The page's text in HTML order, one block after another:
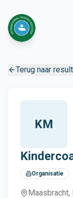
Terug naar
KM
Organisatie
Maasbracht,